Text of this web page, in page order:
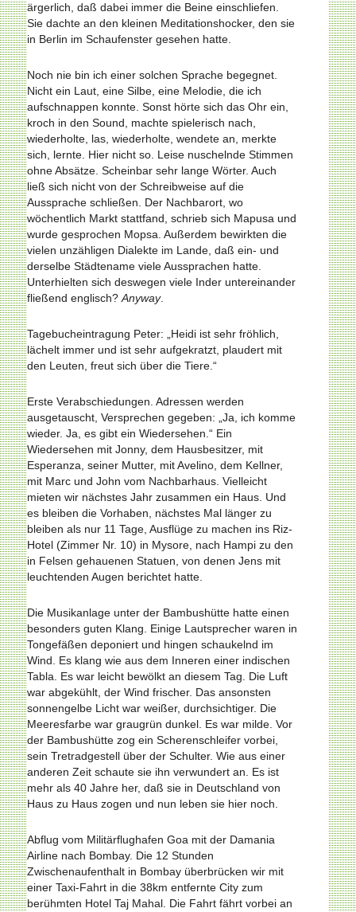
ärgerlich, daß dabei immer die Beine einschliefen.
Sie dachte an den kleinen Meditationshocker, den sie
in Berlin im Schaufenster gesehen hatte.
Noch nie bin ich einer solchen Sprache begegnet.
Nicht ein Laut, eine Silbe, eine Melodie, die ich
aufschnappen konnte. Sonst hörte sich das Ohr ein,
kroch in den Sound, machte spielerisch nach,
wiederholte, las, wiederholte, wendete an, merkte
sich, lernte. Hier nicht so. Leise nuschelnde Stimmen
ohne Absätze. Scheinbar sehr lange Wörter. Auch
ließ sich nicht von der Schreibweise auf die
Aussprache schließen. Der Nachbarort, wo
wöchentlich Markt stattfand, schrieb sich Mapusa und
wurde gesprochen Mopsa. Außerdem bewirkten die
vielen unzähligen Dialekte im Lande, daß ein- und
derselbe Städtename viele Aussprachen hatte.
Unterhielten sich deswegen viele Inder untereinander
fließend englisch? Anyway.
Tagebucheintragung Peter: „Heidi ist sehr fröhlich,
lächelt immer und ist sehr aufgekratzt, plaudert mit
den Leuten, freut sich über die Tiere.“
Erste Verabschiedungen. Adressen werden
ausgetauscht, Versprechen gegeben: „Ja, ich komme
wieder. Ja, es gibt ein Wiedersehen.“ Ein
Wiedersehen mit Jonny, dem Hausbesitzer, mit
Esperanza, seiner Mutter, mit Avelino, dem Kellner,
mit Marc und John vom Nachbarhaus. Vielleicht
mieten wir nächstes Jahr zusammen ein Haus. Und
es bleiben die Vorhaben, nächstes Mal länger zu
bleiben als nur 11 Tage, Ausflüge zu machen ins Riz-
Hotel (Zimmer Nr. 10) in Mysore, nach Hampi zu den
in Felsen gehauenen Statuen, von denen Jens mit
leuchtenden Augen berichtet hatte.
Die Musikanlage unter der Bambushütte hatte einen
besonders guten Klang. Einige Lautsprecher waren in
Tongefäßen deponiert und hingen schaukelnd im
Wind. Es klang wie aus dem Inneren einer indischen
Tabla. Es war leicht bewölkt an diesem Tag. Die Luft
war abgekühlt, der Wind frischer. Das ansonsten
sonnengelbe Licht war weißer, durchsichtiger. Die
Meeresfarbe war graugrün dunkel. Es war milde. Vor
der Bambushütte zog ein Scherenschleifer vorbei,
sein Tretradgestell über der Schulter. Wie aus einer
anderen Zeit schaute sie ihn verwundert an. Es ist
mehr als 40 Jahre her, daß sie in Deutschland von
Haus zu Haus zogen und nun leben sie hier noch.
Abflug vom Militärflughafen Goa mit der Damania
Airline nach Bombay. Die 12 Stunden
Zwischenaufenthalt in Bombay überbrücken wir mit
einer Taxi-Fahrt in die 38km entfernte City zum
berühmten Hotel Taj Mahal. Die Fahrt fährt vorbei an